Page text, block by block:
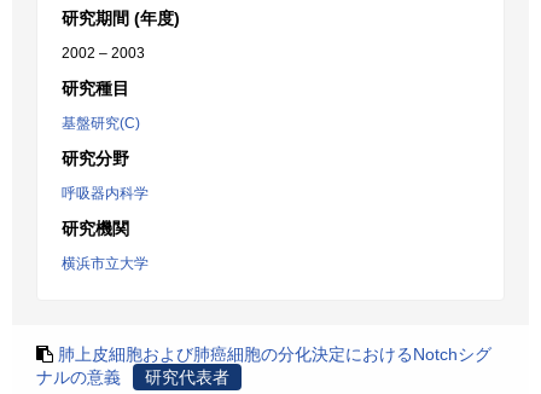
研究期間 (年度)
2002 – 2003
研究種目
基盤研究(C)
研究分野
呼吸器内科学
研究機関
横浜市立大学
肺上皮細胞および肺癌細胞の分化決定におけるNotchシグ
ナルの意義
研究代表者